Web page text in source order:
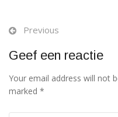
Previous
Geef een reactie
Your email address will not
marked *